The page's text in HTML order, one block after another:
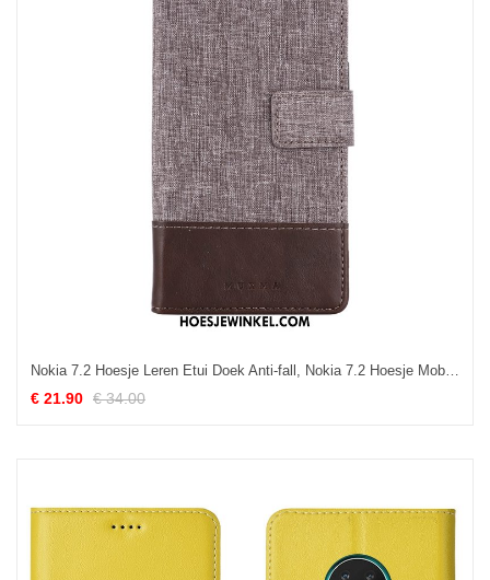
Nokia 7.2 Hoesje Leren Etui Doek Anti-fall, Nokia 7.2 Hoesje Mobiele Telefoon Patroon Braun
€ 21.90 € 34.00